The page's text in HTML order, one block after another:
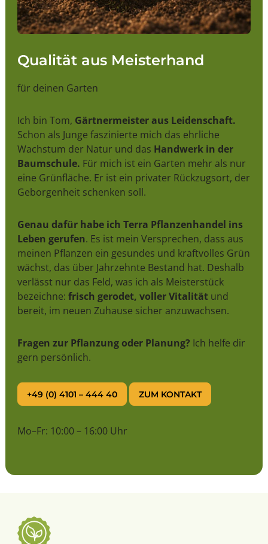
Qualität aus Meisterhand
für deinen Garten
Ich bin Tom, Gärtnermeister aus Leidenschaft.
Schon als Junge faszinierte mich das ehrliche
Wachstum der Natur und das Handwerk in der
Baumschule. Für mich ist ein Garten mehr als nur
eine Grünfläche. Er ist ein privater Rückzugsort, der
Geborgenheit schenken soll.
Genau dafür habe ich Terra Pflanzenhandel ins
Leben gerufen. Es ist mein Versprechen, dass aus
meinen Pflanzen ein gesundes und kraftvolles Grün
wächst, das über Jahrzehnte Bestand hat. Deshalb
verlässt nur das Feld, was ich als Meisterstück
bezeichne: frisch gerodet, voller Vitalitätund
bereit, im neuen Zuhause sicher anzuwachsen.
Fragen zur Pflanzung oder Planung? Ich helfe dir
gern persönlich.
+49 (0) 4101 – 444 40 ZUM KONTAKT
Mo–Fr: 10:00 – 16:00 Uhr